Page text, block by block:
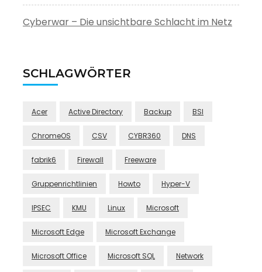
Cyberwar – Die unsichtbare Schlacht im Netz
SCHLAGWÖRTER
Acer Active Directory Backup BSI
ChromeOS CSV CYBR360 DNS
fabrik6 Firewall Freeware
Gruppenrichtlinien Howto Hyper-V
IPSEC KMU Linux Microsoft
Microsoft Edge Microsoft Exchange
Microsoft Office Microsoft SQL Network